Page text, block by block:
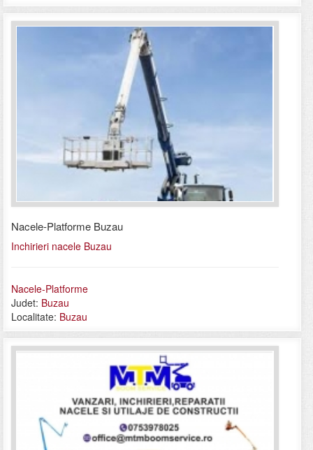
Nacele-Platforme Buzau
Inchirieri nacele Buzau
Nacele-Platforme
Judet: Buzau
Localitate: Buzau